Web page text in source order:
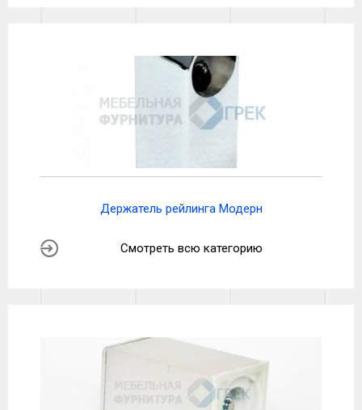
Держатель рейлинга Модерн
Смотреть всю категорию